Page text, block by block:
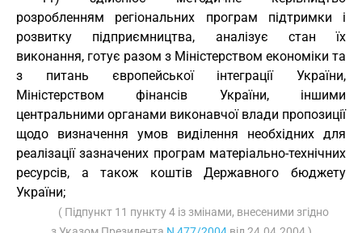
розробленням регіональних програм підтримки і
розвитку підприємництва, аналізує стан їх
виконання, готує разом з Міністерством економіки та
з питань європейської інтеграції України,
Міністерством фінансів України, іншими
центральними органами виконавчої влади пропозиції
щодо визначення умов виділення необхідних для
реалізації зазначених програм матеріально-технічних
ресурсів, а також коштів Державного бюджету
України;
( Підпункт 11 пункту 4 із змінами, внесеними згідно